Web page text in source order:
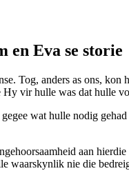
en Eva se storie
Tog, anders as ons,
vir hulle was dat hulle
wat hulle nodig
aan
waarskynlik nie die